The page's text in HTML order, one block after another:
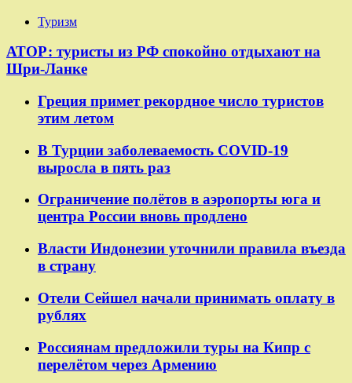
Туризм
АТОР: туристы из РФ спокойно отдыхают на
Шри-Ланке
Греция примет рекордное число туристов
этим летом
В Турции заболеваемость COVID-19
выросла в пять раз
Ограничение полётов в аэропорты юга и
центра России вновь продлено
Власти Индонезии уточнили правила въезда
в страну
Отели Сейшел начали принимать оплату в
рублях
Россиянам предложили туры на Кипр с
перелётом через Армению